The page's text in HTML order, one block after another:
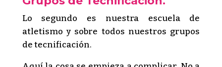
Lo segundo es nuestra escuela de
atletismo y sobre todos nuestros grupos
de tecnificación.